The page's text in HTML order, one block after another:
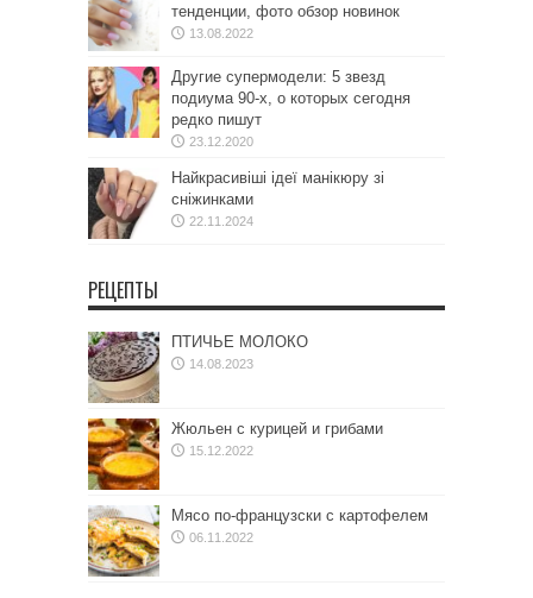
тенденции, фото обзор новинок
13.08.2022
Другие супермодели: 5 звезд
подиума 90-х, о которых сегодня
редко пишут
23.12.2020
Найкрасивіші ідеї манікюру зі
сніжинками
22.11.2024
РЕЦЕПТЫ
ПТИЧЬЕ МОЛОКО
14.08.2023
Жюльен с курицей и грибами
15.12.2022
Мясо по-французски с картофелем
06.11.2022